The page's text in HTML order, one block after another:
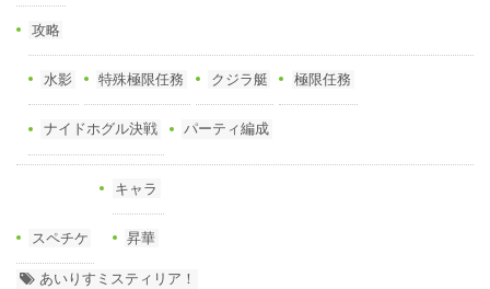
攻略
水影 特殊極限任務 クジラ艇 極限任務
ナイドホグル決戦 パーティ編成
スペチケ
キャラ
昇華
あいりすミスティリア！